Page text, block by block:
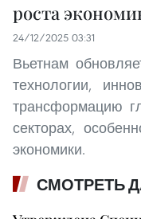
роста
24/12/2025 03:31
Вьетнам
технологии,
трансформацию
секторах,
экономики.
СМОТРЕТЬ